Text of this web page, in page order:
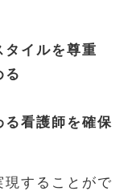
タイルを尊重
る
る看護師を確保
することがで